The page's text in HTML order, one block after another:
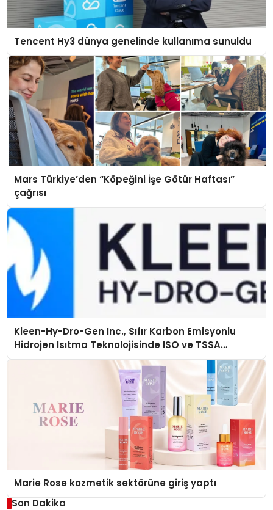
Tencent Hy3 dünya genelinde kullanıma sunuldu
Mars Türkiye’den “Köpeğini İşe Götür Haftası”
çağrısı
Kleen-Hy-Dro-Gen Inc., Sıfır Karbon Emisyonlu
Hidrojen Isıtma Teknolojisinde ISO ve TSSA
Düzenleyici Onaylarını Aldı
Marie Rose kozmetik sektörüne giriş yaptı
Son Dakika